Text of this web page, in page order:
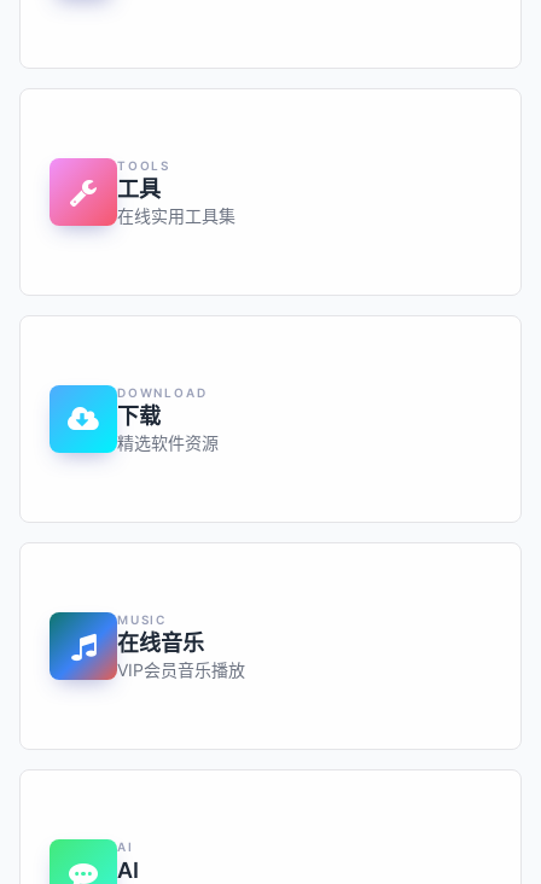
TOOLS
工具
在线实用工具集
DOWNLOAD
下载
精选软件资源
MUSIC
在线音乐
VIP会员音乐播放
AI
AI